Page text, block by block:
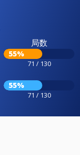
局数
55%
71 / 130
55%
71 / 130